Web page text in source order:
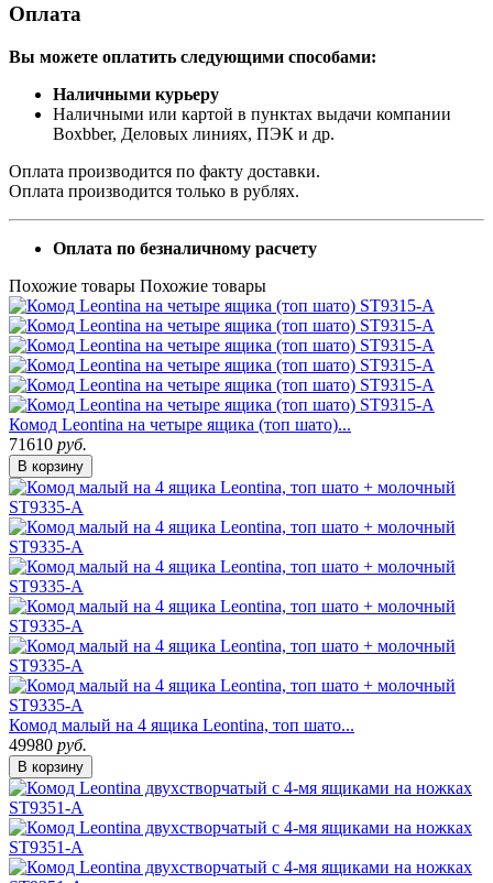
Оплата
Вы можете оплатить следующими способами:
Наличными курьеру
Наличными или картой в пунктах выдачи компании
Boxbber, Деловых линиях, ПЭК и др.
Оплата производится по факту доставки.
Оплата производится только в рублях.
Оплата по безналичному расчету
Похожие товары Похожие товары
Комод Leontina на четыре ящика (топ шато)...
71610 руб.
В корзину
Комод малый на 4 ящика Leontina, топ шато...
49980 руб.
В корзину